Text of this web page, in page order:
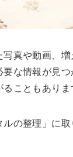
写真や動画、
要な情報が見
こともありま
の整理」に取